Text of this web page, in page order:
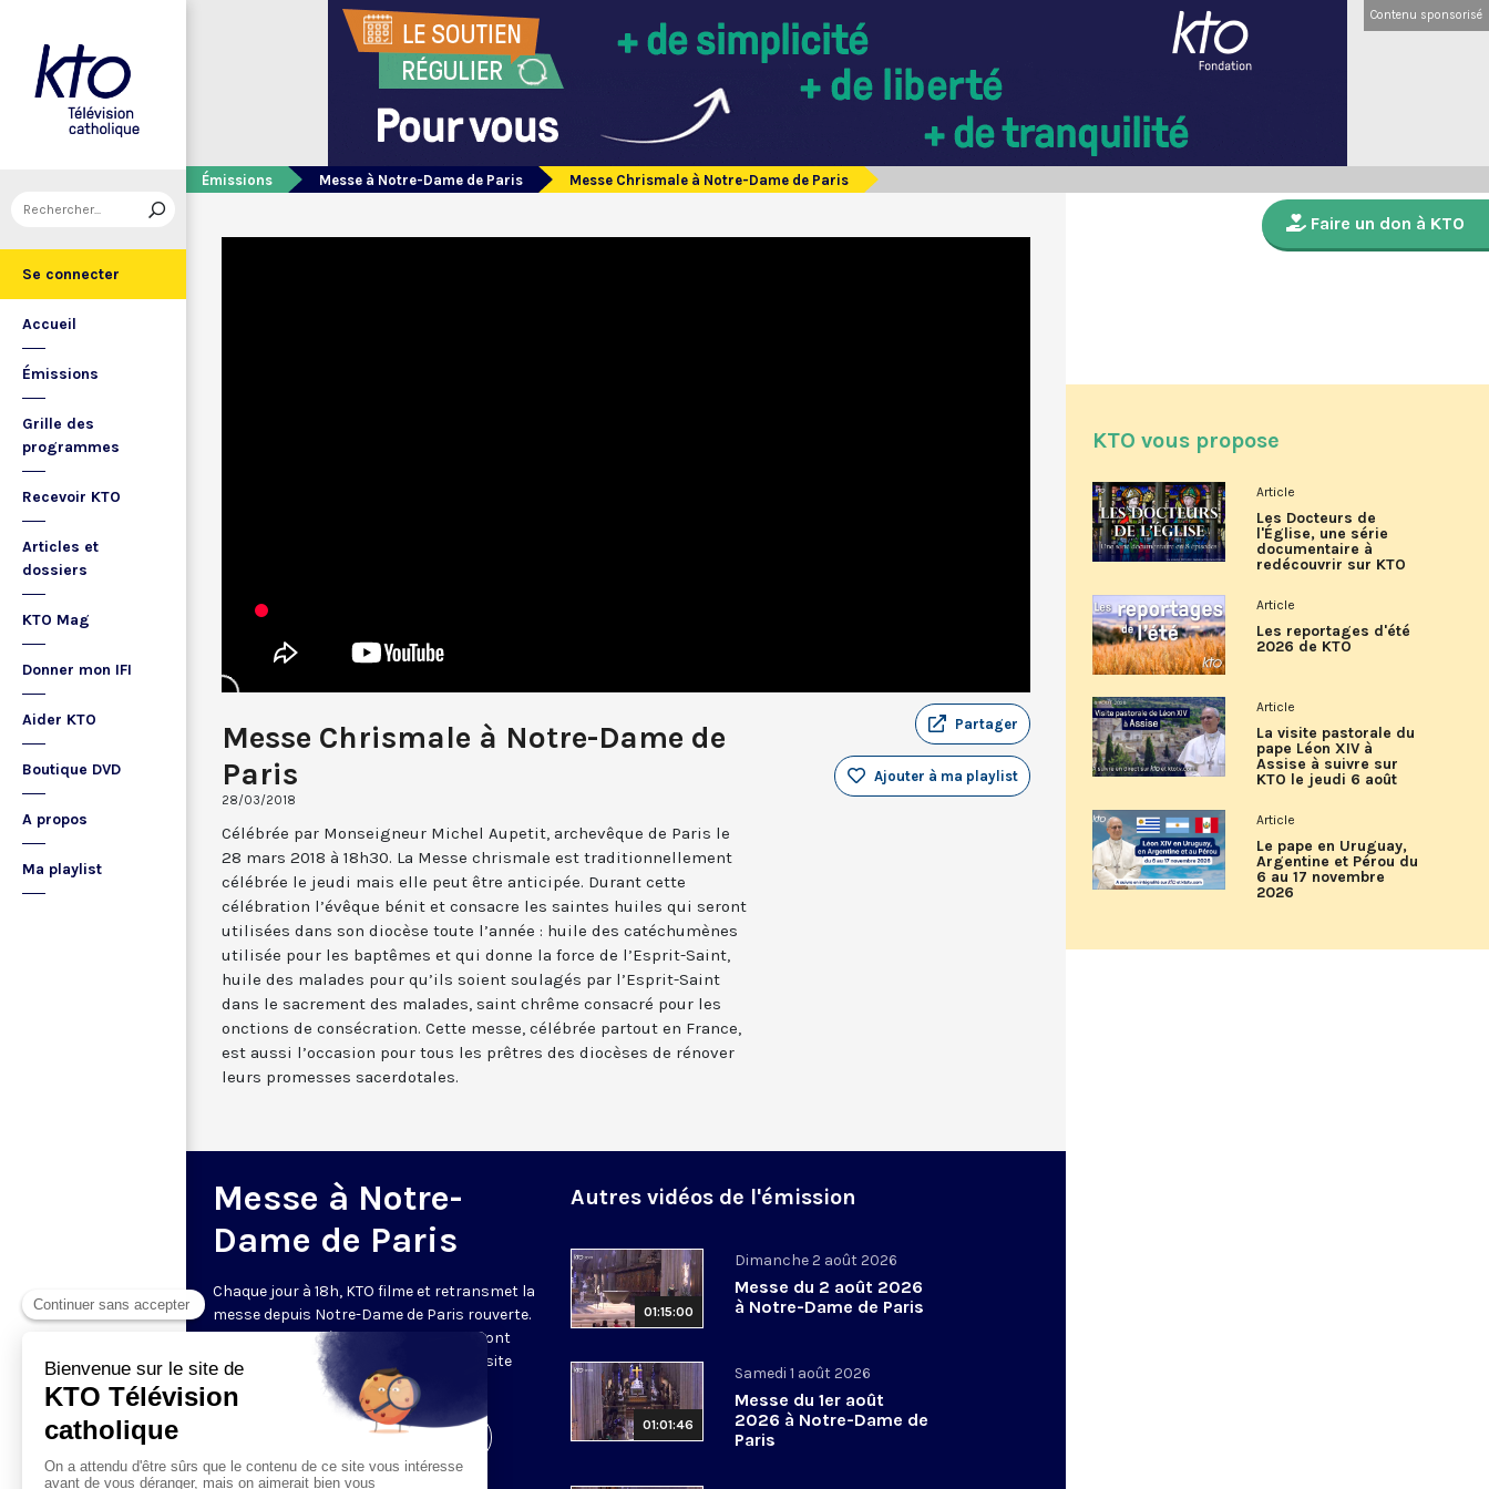
Se connecter
Accueil
Émissions
Grille des
programmes
Recevoir KTO
Articles et
dossiers
KTO Mag
Donner mon IFI
Aider KTO
Boutique DVD
A propos
Ma playlist
Contenu sponsorisé
Émissions Messe à Notre-Dame de Paris Messe Chrismale à Notre-Dame de Paris
Messe Chrismale à Notre-Dame de
Paris
28/03/2018
Partager
Ajouter à ma playlist
Célébrée par Monseigneur Michel Aupetit, archevêque de Paris le
28 mars 2018 à 18h30. La Messe chrismale est traditionnellement
célébrée le jeudi mais elle peut être anticipée. Durant cette
célébration l’évêque bénit et consacre les saintes huiles qui seront
utilisées dans son diocèse toute l’année : huile des catéchumènes
utilisée pour les baptêmes et qui donne la force de l’Esprit-Saint,
huile des malades pour qu’ils soient soulagés par l’Esprit-Saint
dans le sacrement des malades, saint chrême consacré pour les
onctions de consécration. Cette messe, célébrée partout en France,
est aussi l’occasion pour tous les prêtres des diocèses de rénover
leurs promesses sacerdotales.
Messe à Notre-
Dame de Paris
Chaque jour à 18h, KTO filme et retransmet la
messe depuis Notre-Dame de Paris rouverte.
Les textes des Vêpres et de la messe sont
presque toujours ceux qu’indiquent le site
Visiter la page de l'émission
Autres vidéos de l'émission
01:15:00
Dimanche 2 août 2026
Messe du 2 août 2026
à Notre-Dame de Paris
01:01:46
Samedi 1 août 2026
Messe du 1er août
2026 à Notre-Dame de
Paris
Faire un don à KTO
KTO vous propose
Article
Les Docteurs de
l'Église, une série
documentaire à
redécouvrir sur KTO
Article
Les reportages d'été
2026 de KTO
Article
La visite pastorale du
pape Léon XIV à
Assise à suivre sur
KTO le jeudi 6 août
Article
Le pape en Uruguay,
Argentine et Pérou du
6 au 17 novembre
2026